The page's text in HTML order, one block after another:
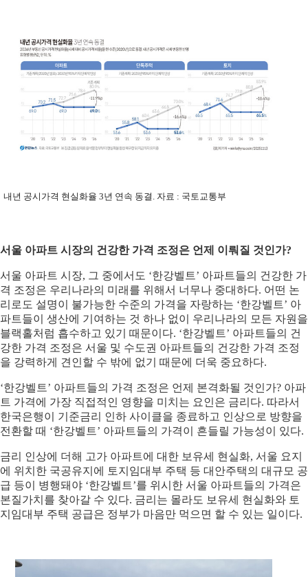
내년 공시가격 현실화율 3년 연속 동결. 자료 : 국토교통부
서울 아파트 시장의 건강한 가격 조정은 언제 이뤄질 것인가?
서울 아파트 시장, 그 중에서도 ‘한강벨트’ 아파트들의 건강한 가
격 조정은 우리나라의 미래를 위해서 너무나 중대하다. 어떤 논
리로도 설명이 불가능한 수준의 가격을 자랑하는 ‘한강벨트’ 아
파트들이 생산에 기여하는 것 하나 없이 우리나라의 모든 자원을
블랙홀처럼 흡수하고 있기 때문이다. ‘한강벨트’ 아파트들의 건
강한 가격 조정은 서울 및 수도권 아파트들의 건강한 가격 조정
을 강력하게 견인할 수 밖에 없기 때문에 더욱 중요하다.
‘한강벨트’ 아파트들의 가격 조정은 언제 본격화될 것인가? 아파
트 가격에 가장 직접적인 영향을 미치는 요인은 금리다. 따라서
한국은행이 기준금리 인하 사이클을 종료하고 인상으로 방향을
전환할 때 ‘한강벨트’ 아파트들의 가격이 흔들릴 가능성이 있다.
금리 인상에 더해 고가 아파트에 대한 보유세 현실화, 서울 요지
에 위치한 국공유지에 토지임대부 주택 등 대안주택의 대규모 공
급 등이 병행돼야 ‘한강벨트’를 위시한 서울 아파트들의 가격은
본질가치를 찾아갈 수 있다. 금리는 몰라도 보유세 현실화와 토
지임대부 주택 공급은 정부가 마음만 먹으면 할 수 있는 일이다.